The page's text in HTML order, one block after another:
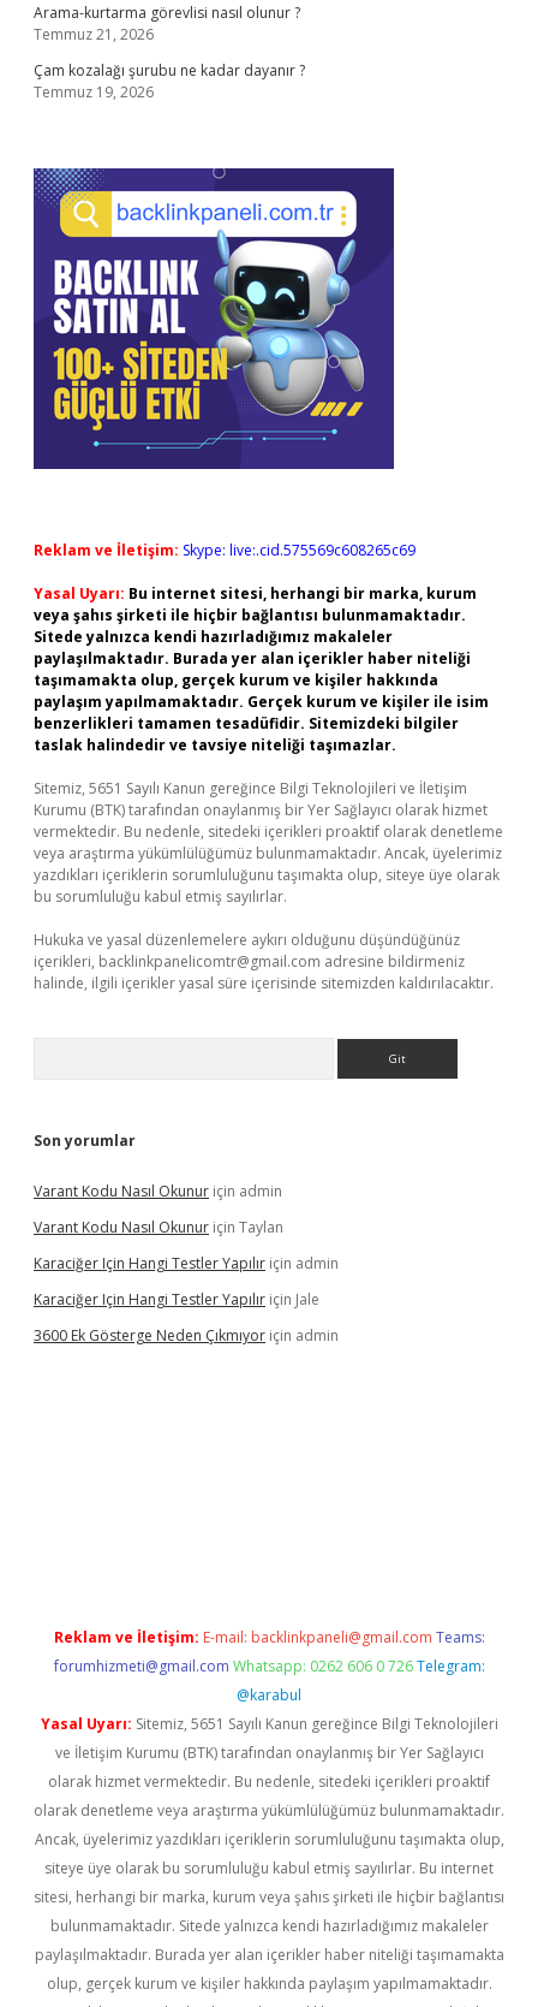
Arama-kurtarma görevlisi nasıl olunur ?
Temmuz 21, 2026
Çam kozalağı şurubu ne kadar dayanır ?
Temmuz 19, 2026
Reklam ve İletişim: Skype: live:.cid.575569c608265c69
Yasal Uyarı: Bu internet sitesi, herhangi bir marka, kurum
veya şahıs şirketi ile hiçbir bağlantısı bulunmamaktadır.
Sitede yalnızca kendi hazırladığımız makaleler
paylaşılmaktadır. Burada yer alan içerikler haber niteliği
taşımamakta olup, gerçek kurum ve kişiler hakkında
paylaşım yapılmamaktadır. Gerçek kurum ve kişiler ile isim
benzerlikleri tamamen tesadüfidir. Sitemizdeki bilgiler
taslak halindedir ve tavsiye niteliği taşımazlar.
Sitemiz, 5651 Sayılı Kanun gereğince Bilgi Teknolojileri ve İletişim
Kurumu (BTK) tarafından onaylanmış bir Yer Sağlayıcı olarak hizmet
vermektedir. Bu nedenle, sitedeki içerikleri proaktif olarak denetleme
veya araştırma yükümlülüğümüz bulunmamaktadır. Ancak, üyelerimiz
yazdıkları içeriklerin sorumluluğunu taşımakta olup, siteye üye olarak
bu sorumluluğu kabul etmiş sayılırlar.
Hukuka ve yasal düzenlemelere aykırı olduğunu düşündüğünüz
içerikleri, backlinkpanelicomtr@gmail.com adresine bildirmeniz
halinde, ilgili içerikler yasal süre içerisinde sitemizden kaldırılacaktır.
Son yorumlar
Varant Kodu Nasıl Okunur için admin
Varant Kodu Nasıl Okunur için Taylan
Karaciğer Için Hangi Testler Yapılır için admin
Karaciğer Için Hangi Testler Yapılır için Jale
3600 Ek Gösterge Neden Çıkmıyor için admin
Reklam ve İletişim: E-mail: backlinkpaneli@gmail.com Teams:
forumhizmeti@gmail.com Whatsapp: 0262 606 0 726 Telegram:
@karabul
Yasal Uyarı: Sitemiz, 5651 Sayılı Kanun gereğince Bilgi Teknolojileri
ve İletişim Kurumu (BTK) tarafından onaylanmış bir Yer Sağlayıcı
olarak hizmet vermektedir. Bu nedenle, sitedeki içerikleri proaktif
olarak denetleme veya araştırma yükümlülüğümüz bulunmamaktadır.
Ancak, üyelerimiz yazdıkları içeriklerin sorumluluğunu taşımakta olup,
siteye üye olarak bu sorumluluğu kabul etmiş sayılırlar. Bu internet
sitesi, herhangi bir marka, kurum veya şahıs şirketi ile hiçbir bağlantısı
bulunmamaktadır. Sitede yalnızca kendi hazırladığımız makaleler
paylaşılmaktadır. Burada yer alan içerikler haber niteliği taşımamakta
olup, gerçek kurum ve kişiler hakkında paylaşım yapılmamaktadır.